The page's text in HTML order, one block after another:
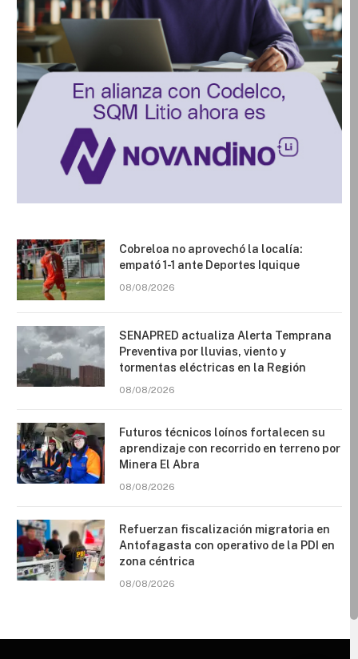
Cobreloa no aprovechó la localía:
empató 1-1 ante Deportes Iquique
08/08/2026
SENAPRED actualiza Alerta Temprana
Preventiva por lluvias, viento y
tormentas eléctricas en la Región
08/08/2026
Futuros técnicos loínos fortalecen su
aprendizaje con recorrido en terreno por
Minera El Abra
08/08/2026
Refuerzan fiscalización migratoria en
Antofagasta con operativo de la PDI en
zona céntrica
08/08/2026